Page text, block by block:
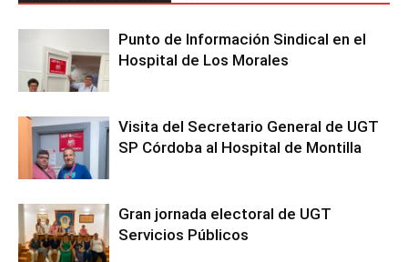
Punto de Información Sindical en el
Hospital de Los Morales
Visita del Secretario General de UGT
SP Córdoba al Hospital de Montilla
Gran jornada electoral de UGT
Servicios Públicos